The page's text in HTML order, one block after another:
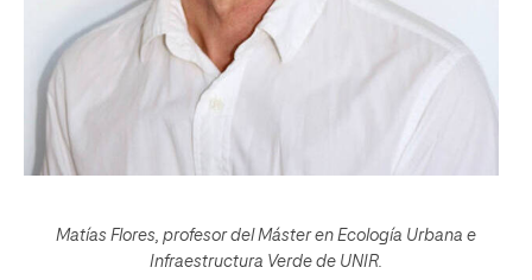
Matías Flores, profesor del Máster en Ecología Urbana e
Infraestructura Verde de UNIR.